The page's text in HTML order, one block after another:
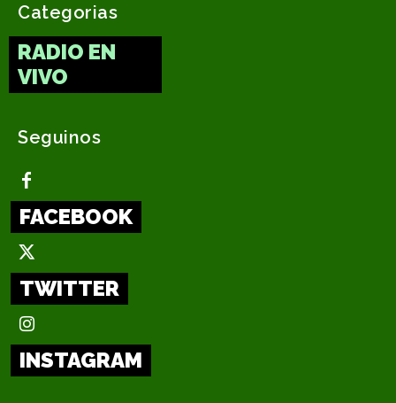
Categorias
RADIO EN
VIVO
Seguinos
FACEBOOK
TWITTER
INSTAGRAM